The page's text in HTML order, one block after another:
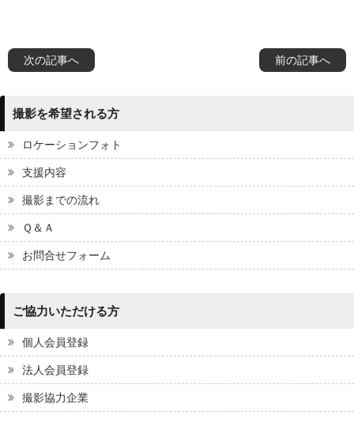
前の記事へ
次の記事へ
撮影を希望される方
ロケーションフォト
支援内容
撮影までの流れ
Ｑ＆Ａ
お問合せフォーム
ご協力いただける方
個人会員登録
法人会員登録
撮影協力企業